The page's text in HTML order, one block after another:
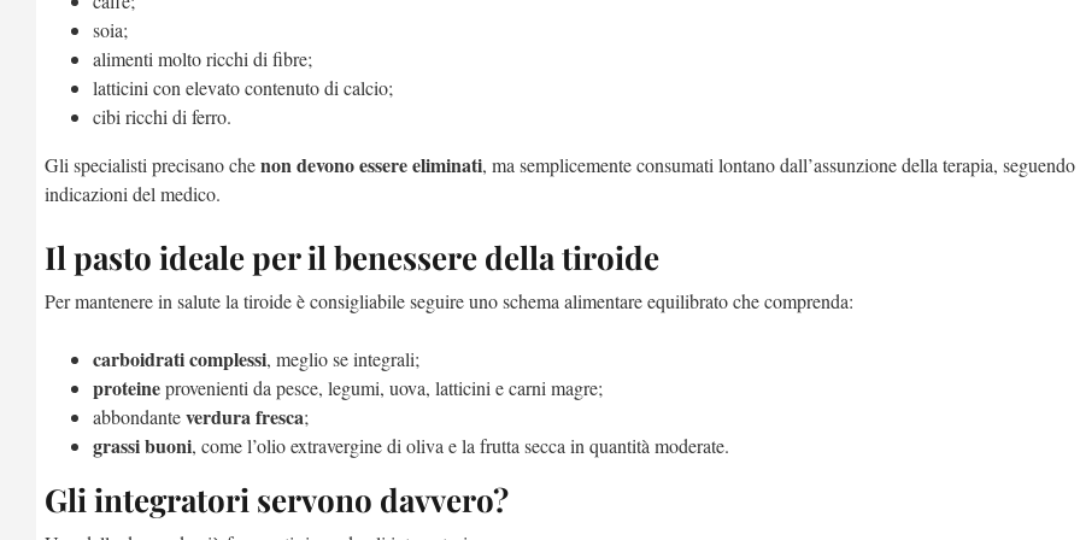
soia;
alimenti molto ricchi di fibre;
latticini con elevato contenuto di calcio;
cibi ricchi di ferro.
Gli specialisti precisano chenon devono essere eliminati, ma semplicemente consumati lontano dall’assunzione della terapia, seguendo
indicazioni del medico.
Il pasto ideale per il benessere della tiroide
Per mantenere in salute la tiroide è consigliabile seguire uno schema alimentare equilibrato che comprenda:
carboidrati complessi, meglio se integrali;
proteineprovenienti da pesce, legumi, uova, latticini e carni magre;
abbondanteverdura fresca;
grassi buoni, come l’olio extravergine di oliva e la frutta secca in quantità moderate.
Gli integratori servono davvero?